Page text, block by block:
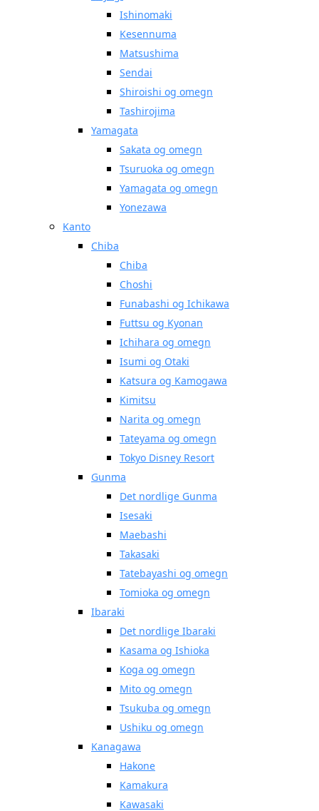
Ishinomaki
Kesennuma
Matsushima
Sendai
Shiroishi og omegn
Tashirojima
Yamagata
Sakata og omegn
Tsuruoka og omegn
Yamagata og omegn
Yonezawa
Kanto
Chiba
Chiba
Choshi
Funabashi og Ichikawa
Futtsu og Kyonan
Ichihara og omegn
Isumi og Otaki
Katsura og Kamogawa
Kimitsu
Narita og omegn
Tateyama og omegn
Tokyo Disney Resort
Gunma
Det nordlige Gunma
Isesaki
Maebashi
Takasaki
Tatebayashi og omegn
Tomioka og omegn
Ibaraki
Det nordlige Ibaraki
Kasama og Ishioka
Koga og omegn
Mito og omegn
Tsukuba og omegn
Ushiku og omegn
Kanagawa
Hakone
Kamakura
Kawasaki